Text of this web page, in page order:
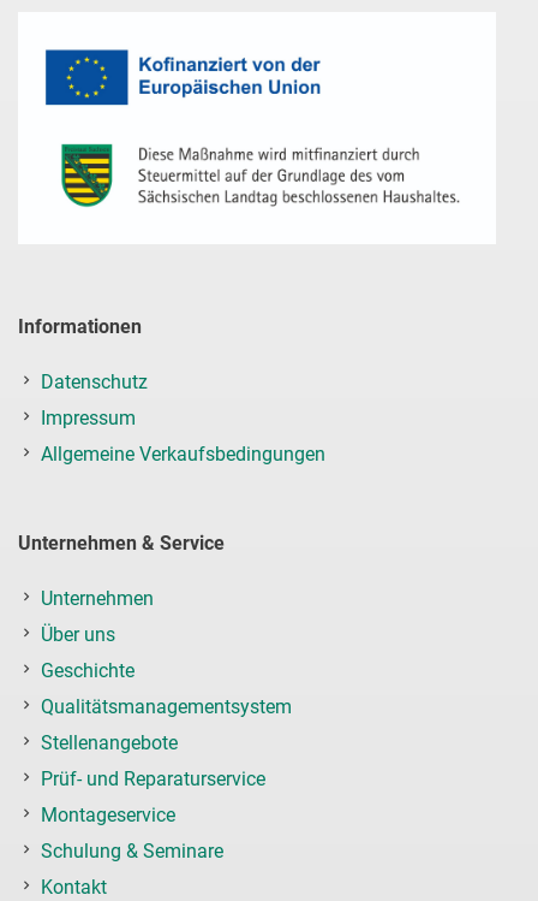
Informationen
Datenschutz
Impressum
Allgemeine Verkaufsbedingungen
Unternehmen & Service
Unternehmen
Über uns
Geschichte
Qualitätsmanagementsystem
Stellenangebote
Prüf- und Reparaturservice
Montageservice
Schulung & Seminare
Kontakt